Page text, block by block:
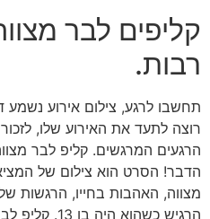
קליפים לבר
רבות.
תחשבו לרגע, צילום אירוע נשמע
רוצה לתעד את האירוע שלו,
הרגעים המרגשים. קליפ לבר
הדבר! הסרט הוא צילום של
מצווה, האהבות בחייו, הרגשות
הרגיש כשהוא